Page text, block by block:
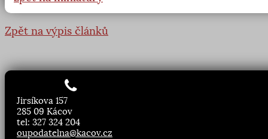
Zpět na výpis článků
Jirsíkova 157
285 09 Kácov
tel: 327 324 204
oupodatelna@kacov.cz